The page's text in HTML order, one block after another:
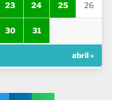
23 24 25 26
30 31
abril »